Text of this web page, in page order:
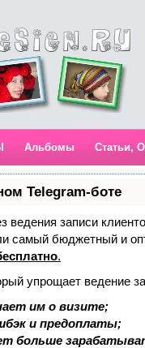
Альбомы Статьи,
Telegram-боте
ведения записи
самый бюджетный и
.
упрощает ведение
им о визите;
и предоплаты;
больше